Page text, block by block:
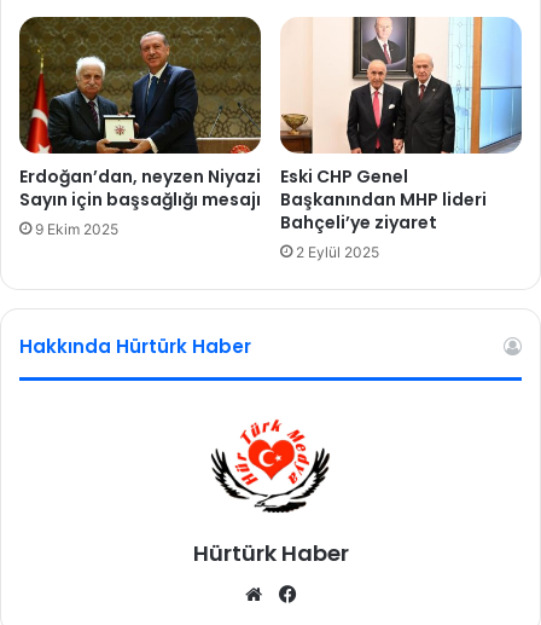
a
ş
b
a
k
a
n
J
n
o
Erdoğan’dan, neyzen Niyazi
Sayın için başsağlığı mesajı
9 Ekim 2025
Eski CHP Genel
Başkanından MHP lideri
Bahçeli’ye ziyaret
2 Eylül 2025
Hakkında Hürtürk Haber
Hürtürk Haber
We